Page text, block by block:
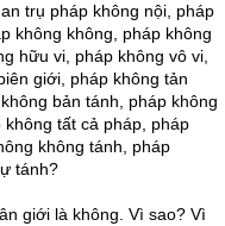
trụ pháp không nội, pháp
không không, pháp không
hữu vi, pháp không vô vi,
giới, pháp không tản
bản tánh, pháp không
tất cả pháp, pháp
không tánh, pháp
tánh?
giới là không. Vì sao? Vì